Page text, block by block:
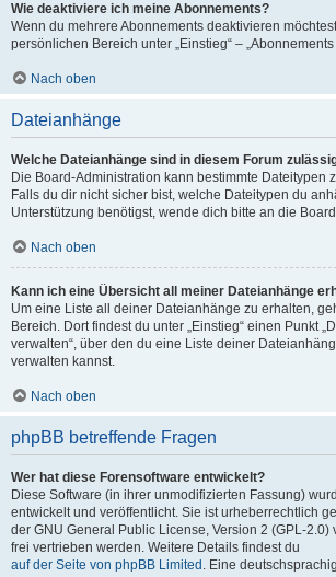
Wie deaktiviere ich meine Abonnements?
Wenn du mehrere Abonnements deaktivieren
persönlichen Bereich unter „Einstieg“ –
Nach oben
Dateianhänge
Welche Dateianhänge sind in diesem Forum
Die Board-Administration kann bestimmte Dateitypen
Falls du dir nicht sicher bist, welche Dateitypen du
Unterstützung benötigst, wende dich bitte an die
Nach oben
Kann ich eine Übersicht all meiner Dateianhänge
Um eine Liste all deiner Dateianhänge zu erhalten,
Bereich. Dort findest du unter „Einstieg“ einen Punkt
verwalten“, über den du eine Liste deiner
verwalten kannst.
Nach oben
phpBB betreffende Fragen
Wer hat diese Forensoftware entwickelt?
Diese Software (in ihrer unmodifizierten Fassung)
entwickelt und veröffentlicht. Sie ist urheberrechtlich
der GNU General Public License, Version 2 (GPL-2.0)
frei vertrieben werden. Weitere Details findest du
auf der Seite von phpBB Limited . Eine